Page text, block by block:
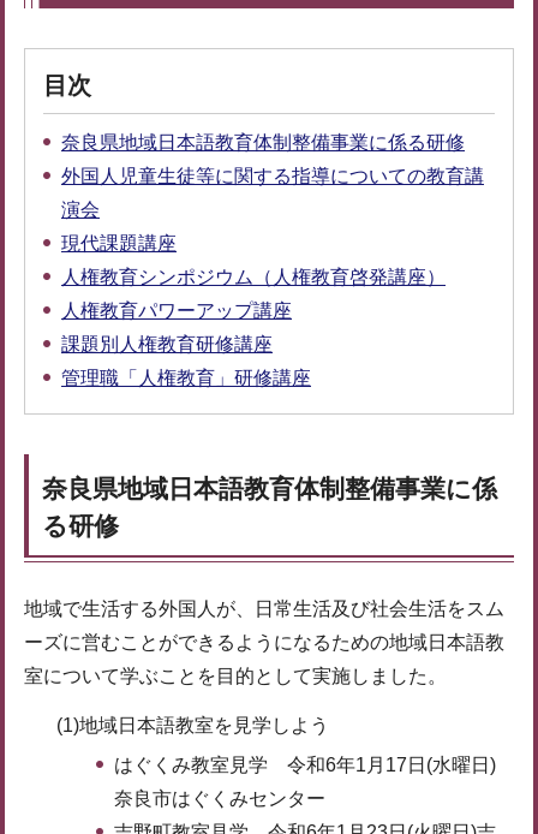
目次
奈良県地域日本語教育体制整備事業に係る研修
外国人児童生徒等に関する指導についての教育講
演会
現代課題講座
人権教育シンポジウム（人権教育啓発講座）
人権教育パワーアップ講座
課題別人権教育研修講座
管理職「人権教育」研修講座
奈良県地域日本語教育体制整備事業に係
る研修
地域で生活する外国人が、日常生活及び社会生活をスム
ーズに営むことができるようになるための地域日本語教
室について学ぶことを目的として実施しました。
(1)地域日本語教室を見学しよう
はぐくみ教室見学 令和6年1月17日(水曜日)
奈良市はぐくみセンター